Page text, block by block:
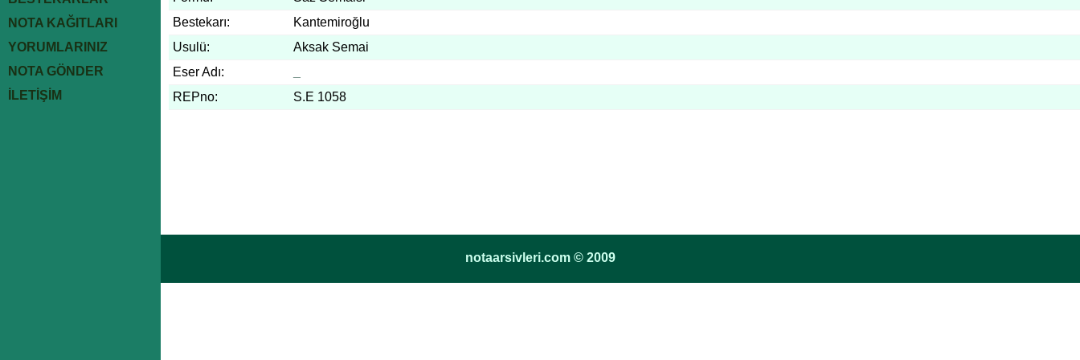
NOTA KAĞITLARI
YORUMLARINIZ
NOTA GÖNDER
İLETİŞİM
Bestekarı:
Kantemiroğlu
Usulü:
Aksak Semai
Eser Adı:
REPno:
S.E 1058
notaarsivleri.com © 2009